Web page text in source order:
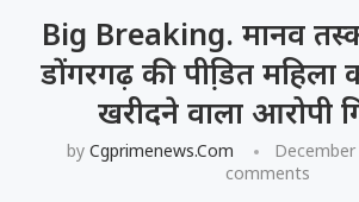
Big Breaking. मानव
डोंगरगढ़ की पीडि़त महिला
खरीदने वाला आरोपी
by Cgprimenews.com
comments